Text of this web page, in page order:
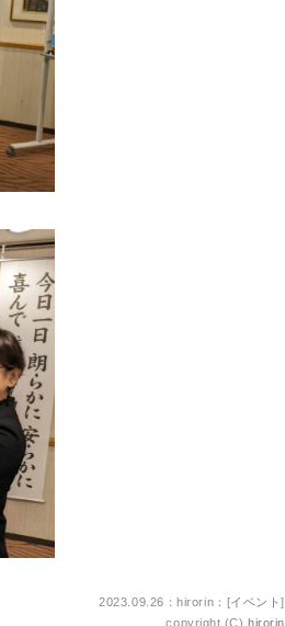
2023.09.26：hirorin：[イベント]
copyright (C)hirorin